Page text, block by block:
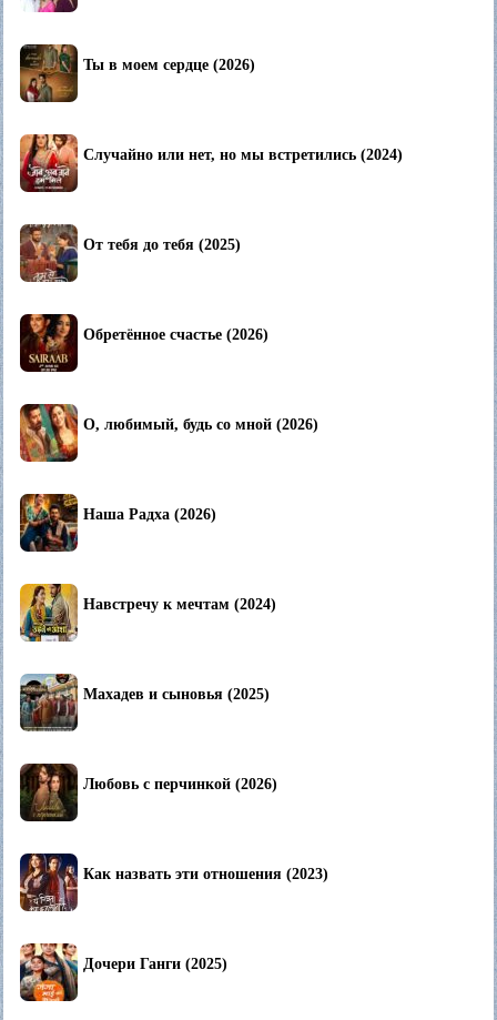
Ты в моем сердце (2026)
Случайно или нет, но мы встретились (2024)
От тебя до тебя (2025)
Обретённое счастье (2026)
О, любимый, будь со мной (2026)
Наша Радха (2026)
Навстречу к мечтам (2024)
Махадев и сыновья (2025)
Любовь с перчинкой (2026)
Как назвать эти отношения (2023)
Дочери Ганги (2025)